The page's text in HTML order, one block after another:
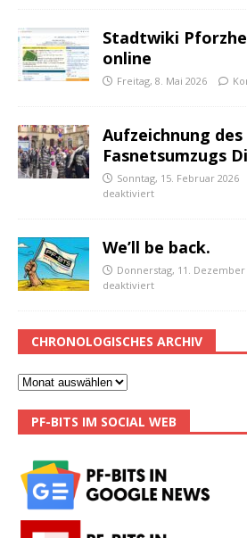
Stadtwiki
online
Freitag, 8. Mai 2026
Aufzeichnung des
Fasnetsumzugs
Sonntag, 15. Februar 2026
deaktiviert
We’ll be back.
Donnerstag, 11. Dezember
deaktiviert
CHRONOLOGISCHES ARCHIV
PF-BITS IM SOCIAL WEB